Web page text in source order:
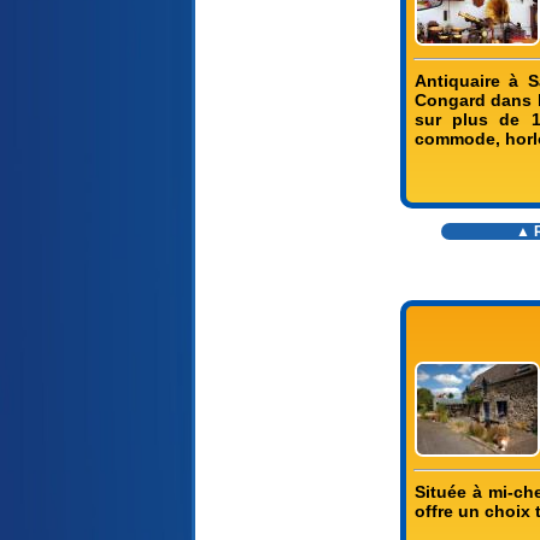
Antiquaire à
Congard dans
sur plus de
commode,
▲
Située à mi-
offre un choix